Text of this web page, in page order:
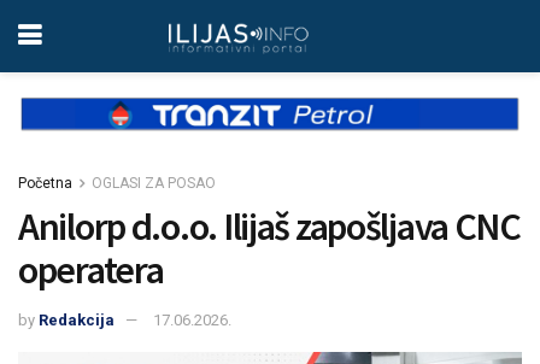
Početna OGLASI ZA POSAO
Anilorp d.o.o. Ilijaš zapošljava CNC
operatera
by Redakcija 17.06.2026.